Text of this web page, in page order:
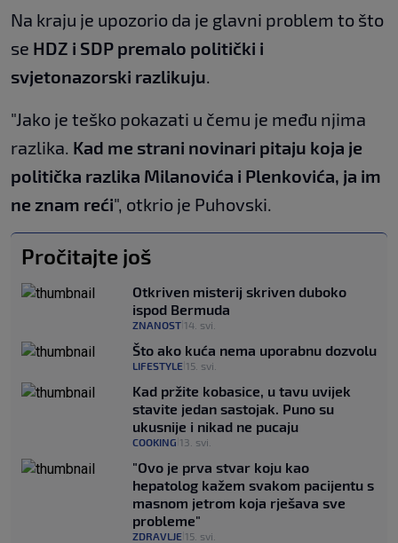
Na kraju je upozorio da je glavni problem to što
se HDZ i SDP premalo politički i
svjetonazorski razlikuju
"Jako je teško pokazati u čemu je među njima
razlika. Kad me strani novinari pitaju koja je
politička razlika Milanovića i Plenkovića, ja im
ne znam reći", otkrio je Puhovski.
Pročitajte još
Otkriven misterij skriven duboko
ispod Bermuda
ZNANOST 14. svi.
Što ako kuća nema uporabnu dozvolu
LIFESTYLE 15. svi.
Kad pržite kobasice, u tavu uvijek
stavite jedan sastojak. Puno su
ukusnije i nikad ne pucaju
COOKING 13. svi.
"Ovo je prva stvar koju kao
hepatolog kažem svakom pacijentu s
masnom jetrom koja rješava sve
probleme"
ZDRAVLJE 15. svi.